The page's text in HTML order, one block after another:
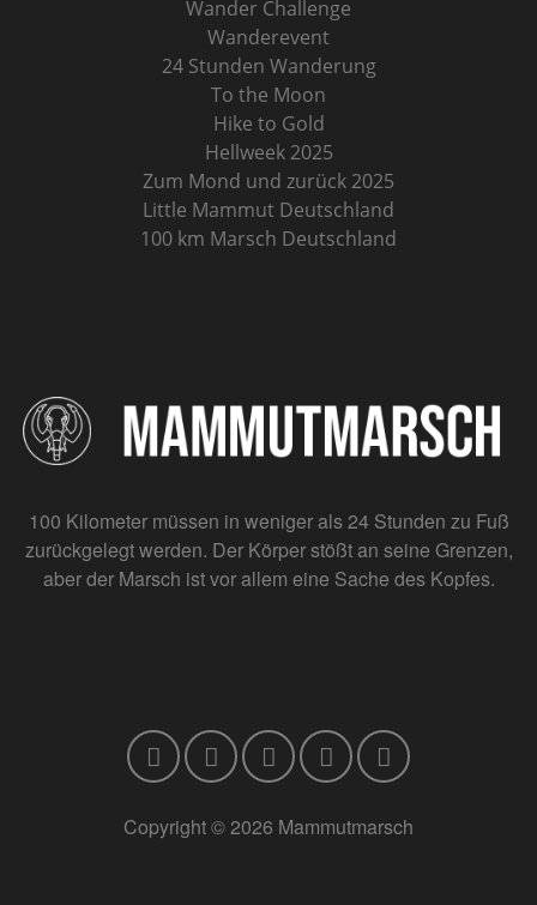
Wander Challenge
Wanderevent
24 Stunden Wanderung
To the Moon
Hike to Gold
Hellweek 2025
Zum Mond und zurück 2025
Little Mammut Deutschland
100 km Marsch Deutschland
100 Kilometer müssen in weniger als 24 Stunden zu Fuß
zurückgelegt werden. Der Körper stößt an seine Grenzen,
aber der Marsch ist vor allem eine Sache des Kopfes.
Copyright © 2026 Mammutmarsch